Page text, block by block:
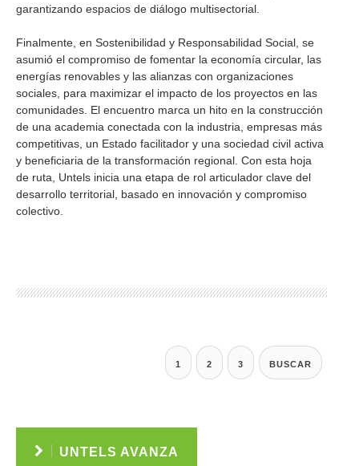
garantizando espacios de diálogo multisectorial.
Finalmente, en Sostenibilidad y Responsabilidad Social, se
asumió el compromiso de fomentar la economía circular, las
energías renovables y las alianzas con organizaciones
sociales, para maximizar el impacto de los proyectos en las
comunidades. El encuentro marca un hito en la construcción
de una academia conectada con la industria, empresas más
competitivas, un Estado facilitador y una sociedad civil activa
y beneficiaria de la transformación regional. Con esta hoja
de ruta, Untels inicia una etapa de rol articulador clave del
desarrollo territorial, basado en innovación y compromiso
colectivo.
1 2 3 BUSCAR
UNTELS AVANZA